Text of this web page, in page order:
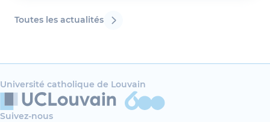
Toutes les actualités
Université catholique de Louvain
Suivez-nous